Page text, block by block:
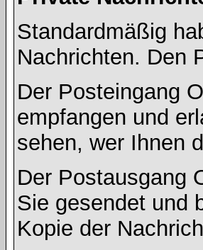
Standardmäßig
Nachrichten. Den
Der Posteingang
empfangen und
sehen, wer Ihnen
Der Postausgang
Sie gesendet und
Kopie der